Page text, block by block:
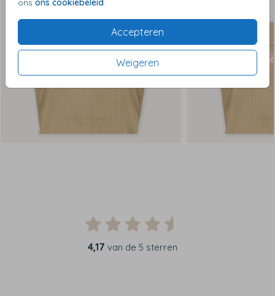
ons ons cookiebeleid.
Accepteren
Weigeren
4,17 van de 5 sterren